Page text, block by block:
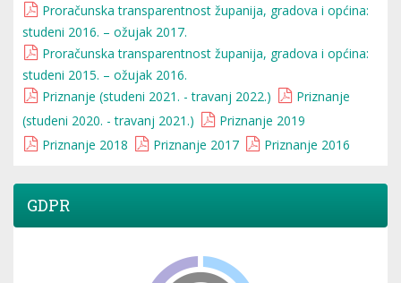
Proračunska transparentnost županija, gradova i općina:
studeni 2016. – ožujak 2017.
Proračunska transparentnost županija, gradova i općina:
studeni 2015. – ožujak 2016.
Priznanje (studeni 2021. - travanj 2022.)
Priznanje
(studeni 2020. - travanj 2021.)
Priznanje 2019
Priznanje 2018
Priznanje 2017 Priznanje 2016
GDPR